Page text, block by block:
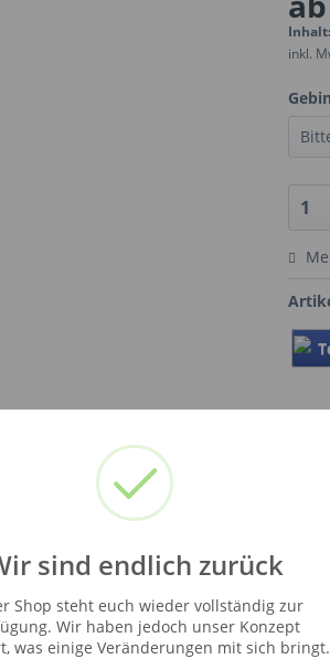
inkl.
Mehr Informationen zum Thema V2
sind endlich zurück
Shop steht euch wieder vollständig zur
Wir haben jedoch unser Konzept
was einige Veränderungen mit sich bringt.